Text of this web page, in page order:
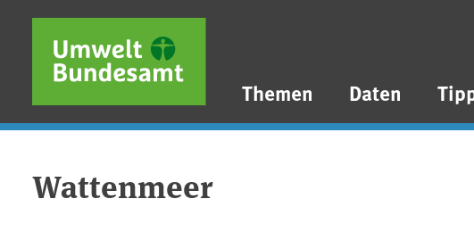
Direkt zum Inhalt
Direkt zum Hauptmenü
Direkt zur Fußzeile
Themen Daten
Wattenmeer